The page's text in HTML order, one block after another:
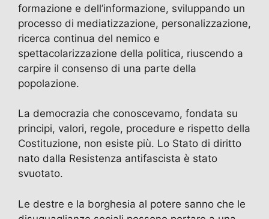
formazione e dell’informazione, sviluppando un
processo di mediatizzazione, personalizzazione,
ricerca continua del nemico e
spettacolarizzazione della politica, riuscendo a
carpire il consenso di una parte della
popolazione.
La democrazia che conoscevamo, fondata su
principi, valori, regole, procedure e rispetto della
Costituzione, non esiste più. Lo Stato di diritto
nato dalla Resistenza antifascista è stato
svuotato.
Le destre e la borghesia al potere sanno che le